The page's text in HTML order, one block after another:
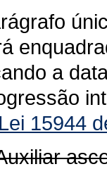
a
15944